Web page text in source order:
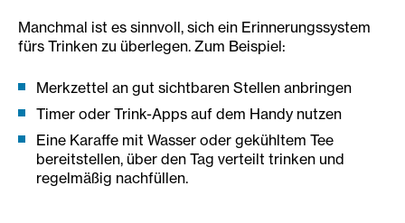
Manchmal ist es sinnvoll, sich ein Erinnerungssystem
fürs Trinken zu überlegen. Zum Beispiel:
Merkzettel an gut sichtbaren Stellen anbringen
Timer oder Trink-Apps auf dem Handy nutzen
Eine Karaffe mit Wasser oder gekühltem Tee
bereitstellen, über den Tag verteilt trinken und
regelmäßig nachfüllen.